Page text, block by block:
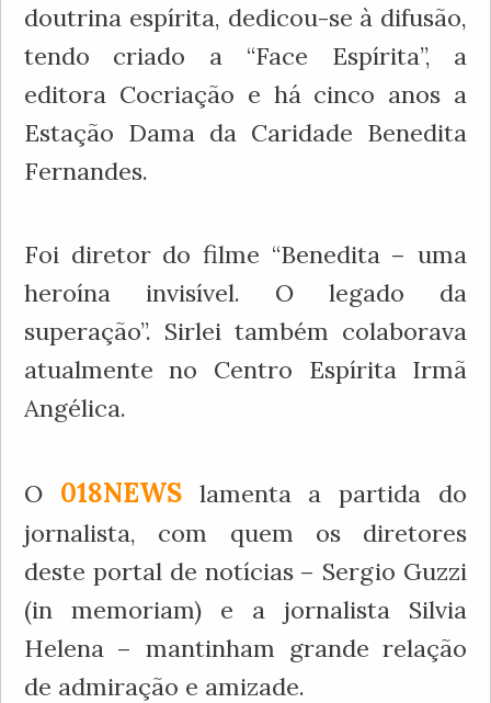
doutrina espírita, dedicou-se à difusão,
tendo criado a “Face Espírita”, a
editora Cocriação e há cinco anos a
Estação Dama da Caridade Benedita
Fernandes.
Foi diretor do filme “Benedita – uma
heroína invisível. O legado da
superação”. Sirlei também colaborava
atualmente no Centro Espírita Irmã
Angélica.
O018NEWSlamenta a partida do
jornalista, com quem os diretores
deste portal de notícias – Sergio Guzzi
(in memoriam) e a jornalista Silvia
Helena – mantinham grande relação
de admiração e amizade.